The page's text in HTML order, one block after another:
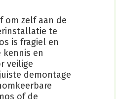
om zelf aan de
te
is fragiel en
kennis en
veilige
demontage
of de